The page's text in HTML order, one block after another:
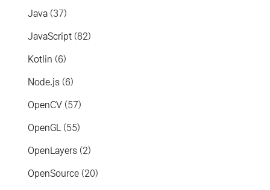
Java (37)
JavaScript (82)
Kotlin (6)
Node.js (6)
OpenCV (57)
OpenGL (55)
OpenLayers (2)
OpenSource (20)